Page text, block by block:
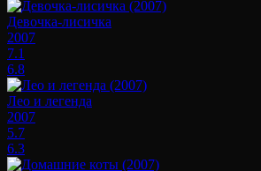
Девочка-лисичка
2007
7.1
6.8
Лео и легенда
2007
5.7
6.3